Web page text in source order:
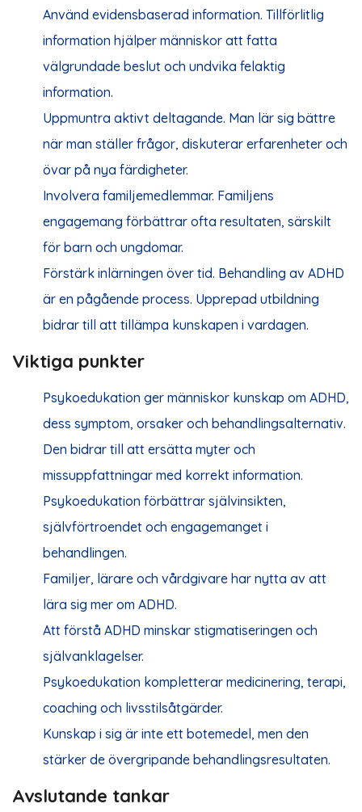
Använd evidensbaserad information. Tillförlitlig
information hjälper människor att fatta
välgrundade beslut och undvika felaktig
information.
Uppmuntra aktivt deltagande. Man lär sig bättre
när man ställer frågor, diskuterar erfarenheter och
övar på nya färdigheter.
Involvera familjemedlemmar. Familjens
engagemang förbättrar ofta resultaten, särskilt
för barn och ungdomar.
Förstärk inlärningen över tid. Behandling av ADHD
är en pågående process. Upprepad utbildning
bidrar till att tillämpa kunskapen i vardagen.
Viktiga punkter
Psykoedukation ger människor kunskap om ADHD,
dess symptom, orsaker och behandlingsalternativ.
Den bidrar till att ersätta myter och
missuppfattningar med korrekt information.
Psykoedukation förbättrar självinsikten,
självförtroendet och engagemanget i
behandlingen.
Familjer, lärare och vårdgivare har nytta av att
lära sig mer om ADHD.
Att förstå ADHD minskar stigmatiseringen och
självanklagelser.
Psykoedukation kompletterar medicinering, terapi,
coaching och livsstilsåtgärder.
Kunskap i sig är inte ett botemedel, men den
stärker de övergripande behandlingsresultaten.
Avslutande tankar